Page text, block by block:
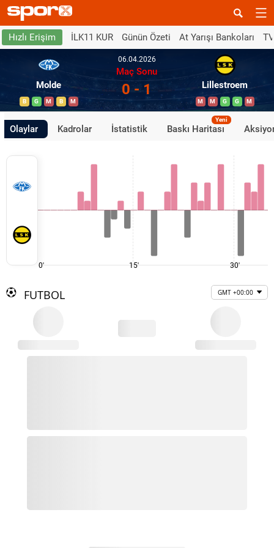
Hızlı Erişim İLK11 KUR Günün Özeti At Yarışı Bankoları
Molde
B G M B M
06.04.2026
Maç Sonu
0 - 1 Lillestroem
M M G G M
Olaylar Kadrolar İstatistik Baskı Haritası
Yeni
0' 15' 30'
FUTBOL GMT +00:00